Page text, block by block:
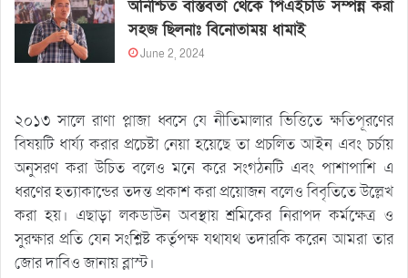
অনিশ্চিত বাস্তবতা থেকে পিএইচডি সম্পন্ন করা
সহজ ছিলনাঃ বিনোতাময় ধামাই
June 2, 2024
২০১৩ সালে রাণা প্লাজা ধ্বসে যে নীতিমালার ভিত্তিতে ক্ষতিপূরণের
বিষয়টি ধার্য্য করার প্রচেষ্টা নেয়া হয়েছে তা প্রচলিত আইন এবং চর্চায়
অনুসরণ করা উচিত বলেও মনে করে সংগঠনটি এবং পাশাপাশি এ
ধরণের হত্যাকান্ডের তদন্ত প্রকাশ করা প্রয়োজন বলেও বিবৃতিতে উল্লেখ
করা হয়। এছাড়া লকডাউন অবস্থায় শ্রমিকের নিরাপদ কর্মক্ষেত্র ও
সুরক্ষার প্রতি যেন সংশ্লিষ্ট কর্তৃপক্ষ যথাযথ তদারকি করেন আমরা তার
জোর দাবিও জানায় ব্লাস্ট।